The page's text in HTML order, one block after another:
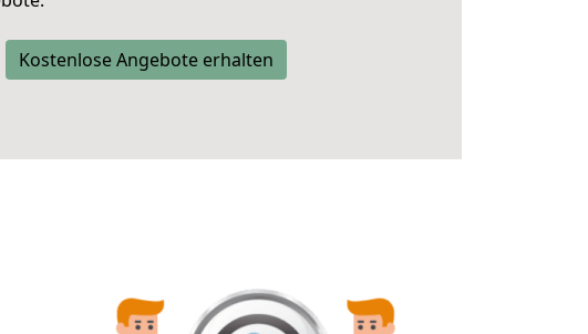
Kostenlose Angebote erhalten